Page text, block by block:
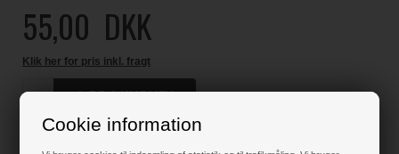
Cookie information
55,00 DKK
Klik her for pris inkl. fragt